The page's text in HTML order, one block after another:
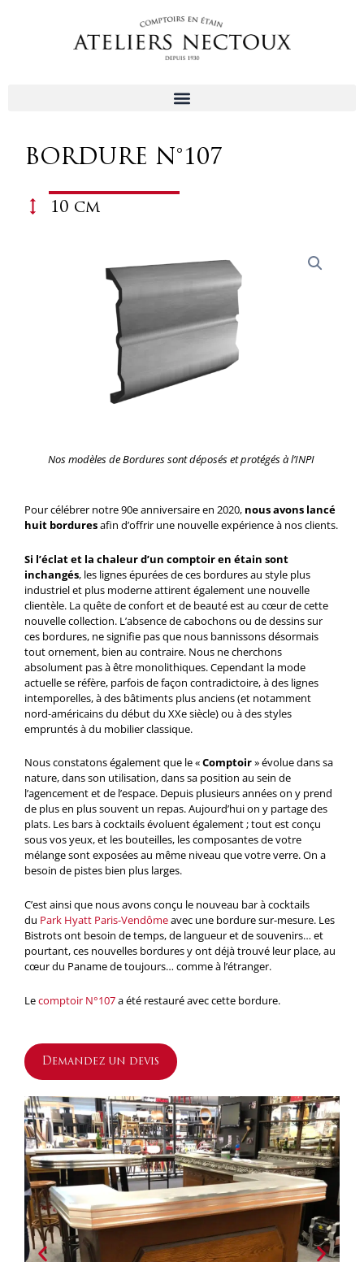
BORDURE N°107
10 cm
Nos modèles de Bordures sont déposés et protégés à l’INPI
Pour célébrer notre 90e anniversaire en 2020, nous avons lancé
huit borduresafin d’offrir une nouvelle expérience à nos clients.
Si l’éclat et la chaleur d’un comptoir en étain sont
inchangés, les lignes épurées de ces bordures au style plus
industriel et plus moderne attirent également une nouvelle
clientèle. La quête de confort et de beauté est au cœur de cette
nouvelle collection. L’absence de cabochons ou de dessins sur
ces bordures, ne signifie pas que nous bannissons désormais
tout ornement, bien au contraire. Nous ne cherchons
absolument pas à être monolithiques. Cependant la mode
actuelle se réfère, parfois de façon contradictoire, à des lignes
intemporelles, à des bâtiments plus anciens (et notamment
nord-américains du début du XXe siècle) ou à des styles
empruntés à du mobilier classique.
Nous constatons également que le «Comptoir» évolue dans sa
nature, dans son utilisation, dans sa position au sein de
l’agencement et de l’espace. Depuis plusieurs années on y prend
de plus en plus souvent un repas. Aujourd’hui on y partage des
plats. Les bars à cocktails évoluent également ; tout est conçu
sous vos yeux, et les bouteilles, les composantes de votre
mélange sont exposées au même niveau que votre verre. On a
besoin de pistes bien plus larges.
C’est ainsi que nous avons conçu le nouveau bar à cocktails
du Park Hyatt Paris-Vendômeavec une bordure sur-mesure. Les
Bistrots ont besoin de temps, de langueur et de souvenirs… et
pourtant, ces nouvelles bordures y ont déjà trouvé leur place, au
cœur du Paname de toujours… comme à l’étranger.
Lecomptoir N°107a été restauré avec cette bordure.
Demandez un devis